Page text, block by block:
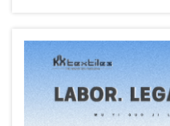
operaciones casi tan
Eso representa un